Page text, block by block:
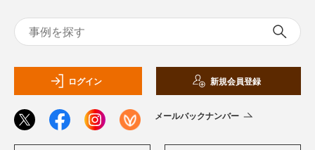
ログイン 新規会員登録
メールバックナンバー